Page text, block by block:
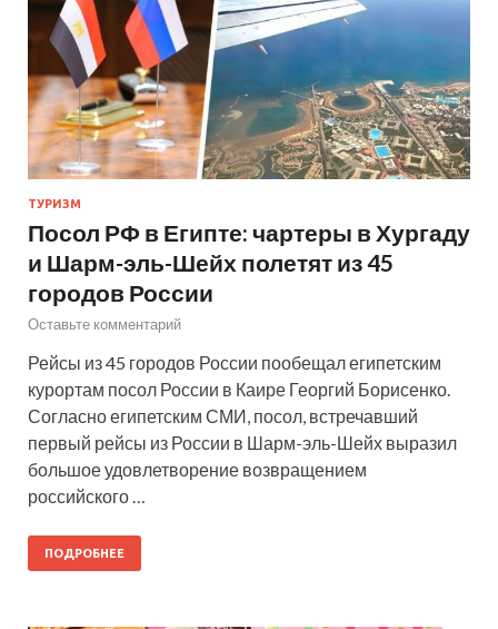
ТУРИЗМ
Посол РФ в Египте: чартеры в Хургаду
и Шарм-эль-Шейх полетят из 45
городов России
Оставьте комментарий
Рейсы из 45 городов России пообещал египетским
курортам посол России в Каире Георгий Борисенко.
Согласно египетским СМИ, посол, встречавший
первый рейсы из России в Шарм-эль-Шейх выразил
большое удовлетворение возвращением
российского …
ПОДРОБНЕЕ